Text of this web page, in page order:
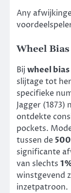
Any
Wheel Bias
Bij wheel bias
slijtage tot
specifieke
Jagger (1873)
ontdekte
pockets.
tussen de
significante
van slechts
winstgevend
inzetpatroon.